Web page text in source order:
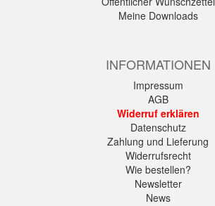
Meine Downloads
INFORMATIONEN
Impressum
AGB
Widerruf erklären
Datenschutz
Zahlung und Lieferung
Widerrufsrecht
Wie bestellen?
Newsletter
News